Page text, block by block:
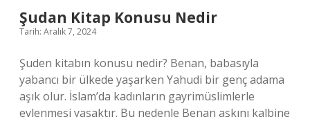
Şudan Kitap Konusu Nedir
Tarih: Aralık 7, 2024
Şuden kitabın konusu nedir? Benan, babasıyla
yabancı bir ülkede yaşarken Yahudi bir genç adama
aşık olur. İslam’da kadınların gayrimüslimlerle
evlenmesi yasaktır. Bu nedenle Benan aşkını kalbine